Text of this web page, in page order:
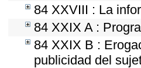
84 XXVIII : La
84 XXIX A :
84 XXIX B :
publicidad del